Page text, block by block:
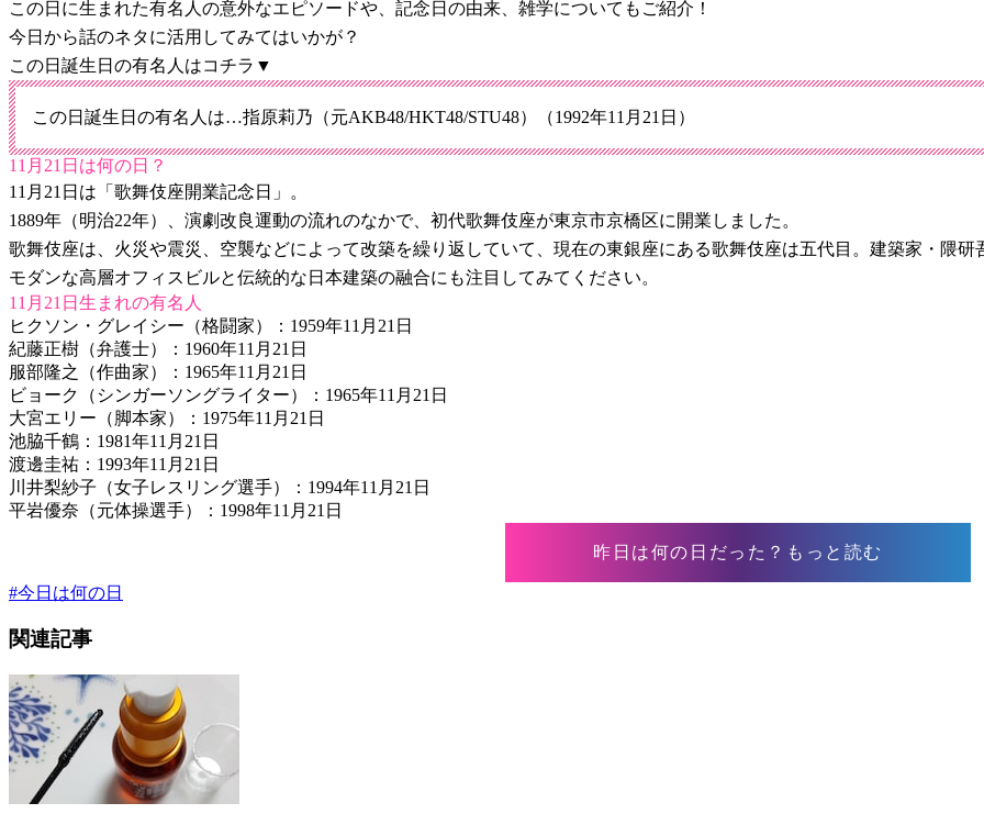
この日に生まれた有名人の意外なエピソードや、記念日の由来、雑学についてもご紹介！
今日から話のネタに活用してみてはいかが？
この日誕生日の有名人はコチラ▼
この日誕生日の有名人は…指原莉乃（元AKB48/HKT48/STU48）（1992年11月21日）
11月21日は何の日？
11月21日は「歌舞伎座開業記念日」。
1889年（明治22年）、演劇改良運動の流れのなかで、初代歌舞伎座が東京市京橋区に開業しました。
歌舞伎座は、火災や震災、空襲などによって改築を繰り返していて、現在の東銀座にある歌舞伎座は五代目。建築家・隈
モダンな高層オフィスビルと伝統的な日本建築の融合にも注目してみてください。
11月21日生まれの有名人
ヒクソン・グレイシー（格闘家）：1959年11月21日
紀藤正樹（弁護士）：1960年11月21日
服部隆之（作曲家）：1965年11月21日
ビョーク（シンガーソングライター）：1965年11月21日
大宮エリー（脚本家）：1975年11月21日
池脇千鶴：1981年11月21日
渡邊圭祐：1993年11月21日
川井梨紗子（女子レスリング選手）：1994年11月21日
平岩優奈（元体操選手）：1998年11月21日
昨日は何の日だった？もっと読む
#今日は何の日
関連記事